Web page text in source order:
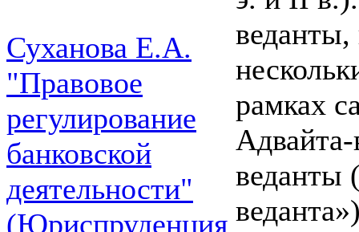
Суханова Е.А.
"Правовое
регулирование
банковской
деятельности"
(Юриспруденция
веданты,
рамках
Адвайта-
веданты